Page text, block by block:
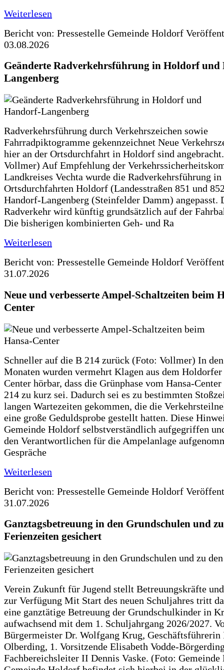
Weiterlesen
Bericht von: Pressestelle Gemeinde Holdorf
03.08.2026
Geänderte Radverkehrsführung in Holdorf
Langenberg
Radverkehrsführung durch Verkehrszeichen sowie
Fahrradpiktogramme gekennzeichnet Neue
hier an der Ortsdurchfahrt in Holdorf sind
Vollmer) Auf Empfehlung der
Landkreises Vechta wurde die Radverkehrsführung in
Ortsdurchfahrten Holdorf (Landesstraßen 851 und
Handorf-Langenberg (Steinfelder Damm) angepasst.
Radverkehr wird künftig grundsätzlich auf der
Die bisherigen kombinierten Geh- und Ra
Weiterlesen
Bericht von: Pressestelle Gemeinde Holdorf
31.07.2026
Neue und verbesserte Ampel-Schaltzeiten beim
Center
Schneller auf die B 214 zurück (Foto: Vollmer) In
Monaten wurden vermehrt Klagen aus dem Holdorfer
Center hörbar, dass die Grünphase vom Hansa-
214 zu kurz sei. Dadurch sei es zu bestimmten
langen Wartezeiten gekommen, die die
eine große Geduldsprobe gestellt hatten. Diese
Gemeinde Holdorf selbstverständlich aufgegriffen
den Verantwortlichen für die Ampelanlage
Gespräche
Weiterlesen
Bericht von: Pressestelle Gemeinde Holdorf
31.07.2026
Ganztagsbetreuung in den Grundschulen und
Ferienzeiten gesichert
Verein Zukunft für Jugend stellt Betreuungskräfte
zur Verfügung Mit Start des neuen Schuljahres tritt
eine ganztätige Betreuung der Grundschulkinder in
aufwachsend mit dem 1. Schuljahrgang 2026/2027.
Bürgermeister Dr. Wolfgang Krug, Geschäftsführerin
Olberding, 1. Vorsitzende Elisabeth Vodde-
Fachbereichsleiter II Dennis Vaske. (Foto: